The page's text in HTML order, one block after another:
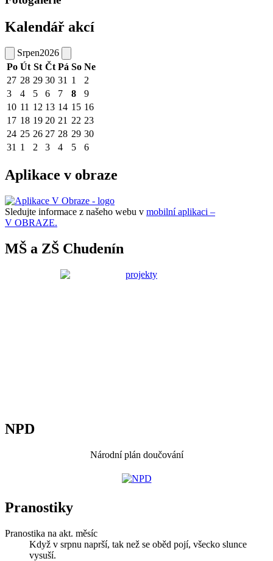
Kalendář akcí
Srpen2026
Po Út St Čt Pá So Ne
27 28 29 30 31 1
2
3
4 5 6 7 8
9
10 11 12 13 14 15 16
17 18 19 20 21 22 23
24 25 26 27 28 29 30
31 1 2 3 4 5 6
Aplikace v obraze
Sledujte informace z našeho webu v mobilní aplikaci –
V OBRAZE.
MŠ a ZŠ Chudenín
NPD
Národní plán doučování
Pranostiky
Pranostika na akt. měsíc
Když v srpnu naprší, tak než se oběd pojí, všecko slunce
vysuší.